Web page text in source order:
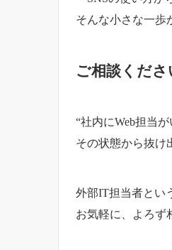
そんな小さな一歩
ご相談くださ
“社内にWeb担当
その状態から抜け
外部IT担当者とい
お気軽に、よろず